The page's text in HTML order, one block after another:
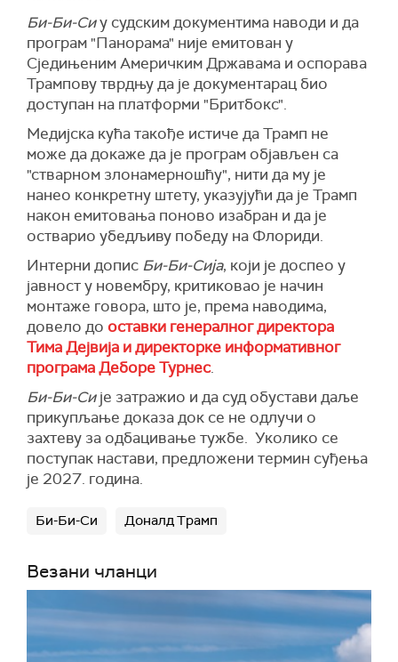
Би-Би-Сиу судским документима наводи и да
програм "Панорама" није емитован у
Сједињеним Америчким Државама и оспорава
Трампову тврдњу да је документарац био
доступан на платформи "Бритбокс".
Медијска кућа такође истиче да Трамп не
може да докаже да је програм објављен са
"стварном злонамерношћу", нити да му је
нанео конкретну штету, указујући да је Трамп
након емитовања поново изабран и да је
остварио убедљиву победу на Флориди.
Интерни допис Би-Би-Сија, који је доспео у
јавност у новембру, критиковао је начин
монтаже говора, што је, према наводима,
довело до оставки генералног директора
Тима Дејвија и директорке информативног
програма Деборе Турнес.
Би-Би-Сије затражио и да суд обустави даље
прикупљање доказа док се не одлучи о
захтеву за одбацивање тужбе. Уколико се
поступак настави, предложени термин суђења
је 2027. година.
Би-Би-Си Доналд Трамп
Везани чланци